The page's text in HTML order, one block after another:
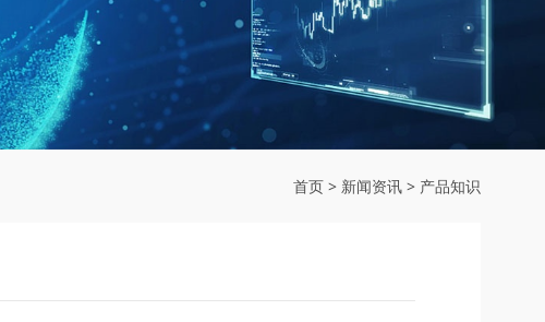
首页> 新闻资讯> 产品知识